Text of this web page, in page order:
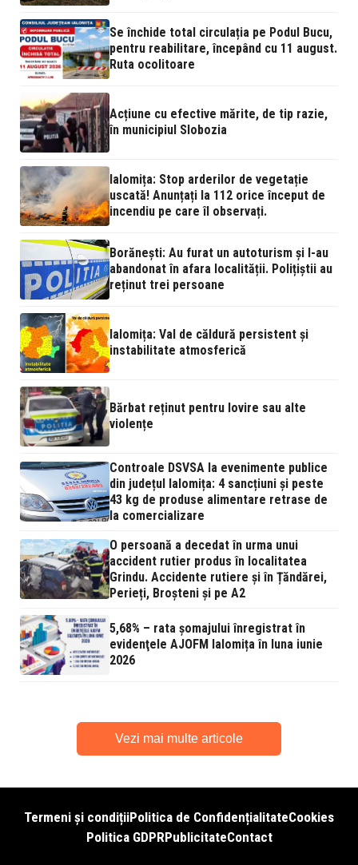
Se închide total circulația pe Podul Bucu,
pentru reabilitare, începând cu 11 august.
Ruta ocolitoare
Acțiune cu efective mărite, de tip razie,
în municipiul Slobozia
Ialomița: Stop arderilor de vegetație
uscată! Anunțați la 112 orice început de
incendiu pe care îl observați.
Borănești: Au furat un autoturism și l-au
abandonat în afara localității. Polițiștii au
reținut trei persoane
Ialomița: Val de căldură persistent și
instabilitate atmosferică
Bărbat reținut pentru lovire sau alte
violențe
Controale DSVSA la evenimente publice
din județul Ialomița: 4 sancțiuni și peste
43 kg de produse alimentare retrase de
la comercializare
O persoană a decedat în urma unui
accident rutier produs în localitatea
Grindu. Accidente rutiere și în Țăndărei,
Perieți, Broșteni și pe A2
5,68% – rata şomajului înregistrat în
evidenţele AJOFM Ialomița în luna iunie
2026
Vezi mai multe articole
Termeni și condițiiPolitica de ConfidențialitateCookies
Politica GDPRPublicitateContact